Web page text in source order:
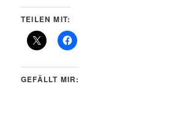
TEILEN MIT:
GEFÄLLT MIR: